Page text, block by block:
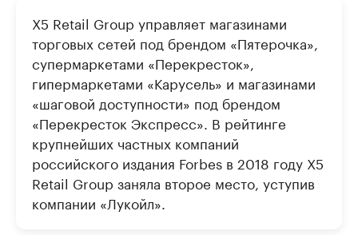
X5 Retail Group управляет магазинами
торговых сетей под брендом «Пятерочка»,
супермаркетами «Перекресток»,
гипермаркетами «Карусель» и магазинами
«шаговой доступности» под брендом
«Перекресток Экспресс». В ​рейтинге
крупнейших частных компаний
российского издания Forbes ​в 2018 году X5
Retail Group заняла второе место, уступив
компании «Лукойл».